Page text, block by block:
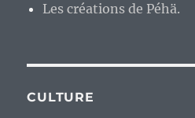
Les créations de Péhä.
CULTURE